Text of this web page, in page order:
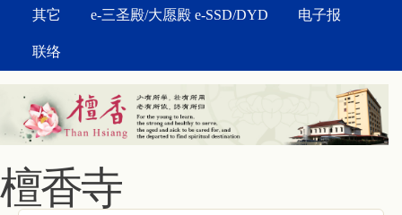
其它 e-三圣殿/大愿殿 e-SSD/DYD 电子报
联络
檀香寺